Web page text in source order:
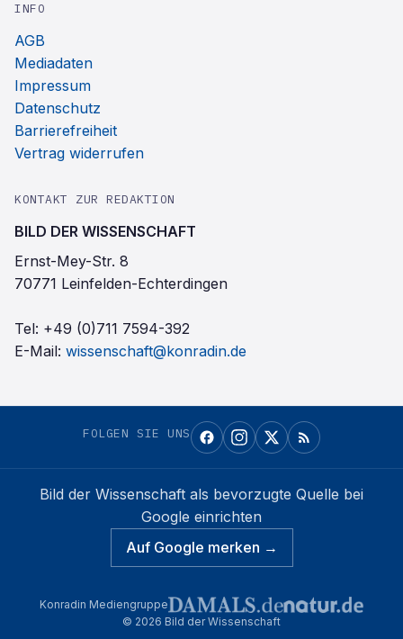
INFO
AGB
Mediadaten
Impressum
Datenschutz
Barrierefreiheit
Vertrag widerrufen
KONTAKT ZUR REDAKTION
BILD DER WISSENSCHAFT
Ernst-Mey-Str. 8
70771 Leinfelden-Echterdingen
Tel: +49 (0)711 7594-392
E-Mail: wissenschaft@konradin.de
FOLGEN SIE UNS
Bild der Wissenschaft als bevorzugte Quelle bei
Google einrichten
Auf Google merken →
Konradin Mediengruppe
© 2026 Bild der Wissenschaft